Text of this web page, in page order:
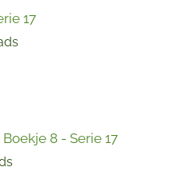
17
8 - Serie 17